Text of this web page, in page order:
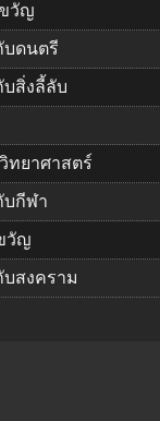
วัญ
บดนตรี
บสิ่งลี้ลับ
ทยาศาสตร์
บกีฬา
วัญ
บสงคราม